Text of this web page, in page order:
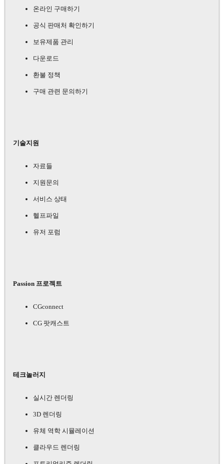
온라인 구매하기
공식 판매처 확인하기
보유제품 관리
다운로드
환불 정책
구매 관련 문의하기
기술지원
자료들
지원문의
서비스 상태
헬프파일
유저 포럼
Passion 프로젝트
CGconnect
CG 팟캐스트
테크놀러지
실시간 렌더링
3D 렌더링
유체 역학 시뮬레이션
클라우드 렌더링